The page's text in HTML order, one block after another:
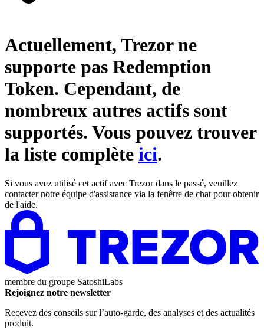
Actuellement, Trezor ne
supporte pas Redemption
Token. Cependant, de
nombreux autres actifs sont
supportés. Vous pouvez trouver
la liste complète ici.
Si vous avez utilisé cet actif avec Trezor dans le passé, veuillez
contacter notre équipe d'assistance via la fenêtre de chat pour obtenir
de l'aide.
membre du groupe SatoshiLabs
Rejoignez notre newsletter
Recevez des conseils sur l’auto-garde, des analyses et des actualités
produit.